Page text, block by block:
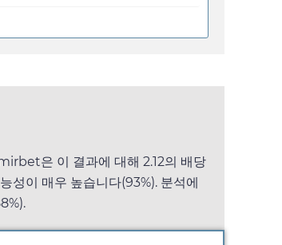
은 이 결과에 대해 2.12의 배당
성이 매우 높습니다(93%). 분석에